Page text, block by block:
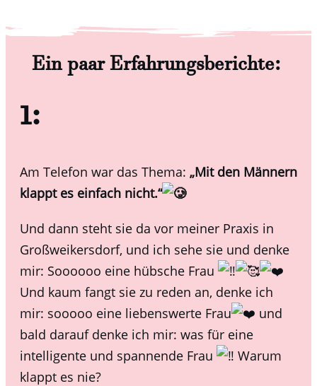
Ein paar Erfahrungsberichte:
1:
Am Telefon war das Thema: „Mit den Männern
klappt es einfach nicht.“
Und dann steht sie da vor meiner Praxis in
Großweikersdorf, und ich sehe sie und denke
mir: Soooooo eine hübsche Frau
Und kaum fangt sie zu reden an, denke ich
mir: sooooo eine liebenswerte Frau
und
bald darauf denke ich mir: was für eine
intelligente und spannende Frau
Warum
klappt es nie?